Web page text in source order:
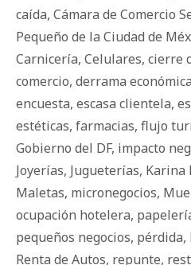
caída, Cámara de Comercio
Pequeño de la Ciudad de
Carnicería, Celulares, cierre
comercio, derrama económica
encuesta, escasa clientela,
estéticas, farmacias, flujo
Gobierno del DF, impacto
Joyerías, Jugueterías, Karina
Maletas, micronegocios,
ocupación hotelera,
pequeños negocios, pérdida,
Renta de Autos, repunte,